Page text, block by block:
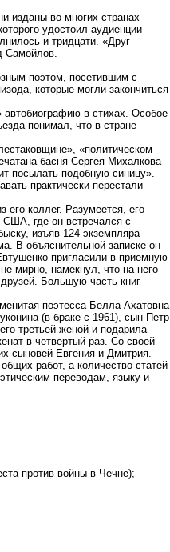
изданы во многих странах
удостоил аудиенции
и тридцати. «Друг
Самойлов.
поэтом, посетившим с
которые могли закончиться
в стихах. Особое
понимал, что в стране
«политическом
басня Сергея Михалкова
посылать подобную синицу».
практически перестали –
коллег. Разумеется, его
где он встречался с
изъяв 124 экземпляра
В объяснительной записке он
пригласили в приемную
мирно, намекнул, что на него
друзей. Большую часть книг
поэтесса Белла Ахатовна
(в браке с 1961), сын Петр
третьей женой и подарила
в четвертый раз. Со своей
сыновей Евгения и Дмитрия.
работ, а количество статей
переводам, языку и
против войны в Чечне);